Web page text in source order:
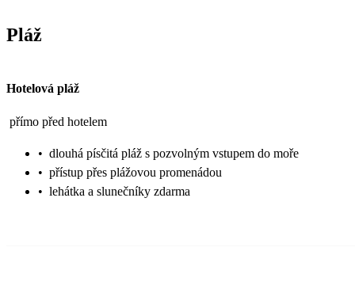
Pláž
Hotelová pláž
přímo před hotelem
• dlouhá písčitá pláž s pozvolným vstupem do moře
• přístup přes plážovou promenádou
• lehátka a slunečníky zdarma